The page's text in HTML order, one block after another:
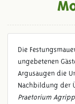
Die
ungebetenen
Argusaugen die
Nachbildung der
Praetorium